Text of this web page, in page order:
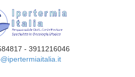
- 3911216046